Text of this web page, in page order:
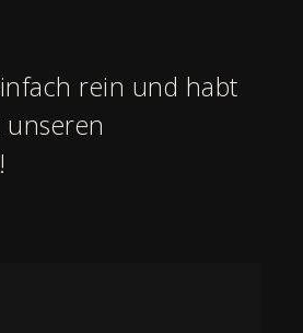
rein und habt
unseren